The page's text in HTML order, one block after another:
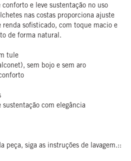
conforto e leve sustentação no uso
nas costas proporciona ajuste
renda sofisticado, com toque macio e
de forma natural.
tule
sem bojo e sem aro
com elegância
peça, siga as instruções de lavagem.::